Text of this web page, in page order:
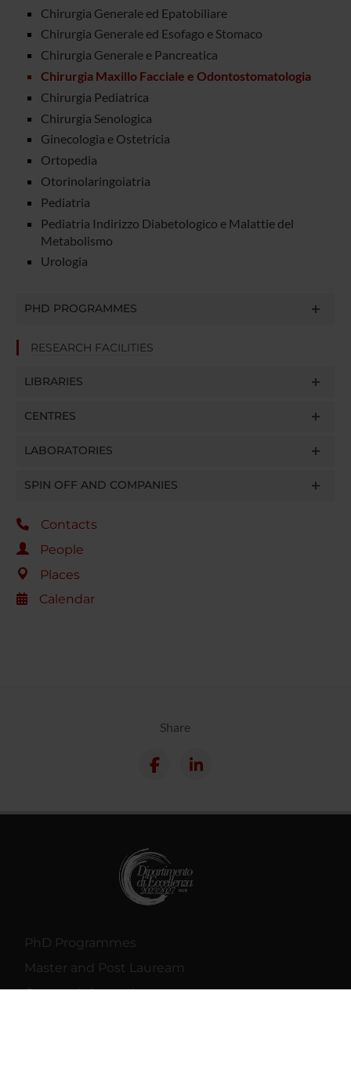
Chirurgia Generale ed Epatobiliare
Chirurgia Generale ed Esofago e Stomaco
Chirurgia Generale e Pancreatica
Chirurgia Maxillo Facciale e Odontostomatologia
Chirurgia Pediatrica
Chirurgia Senologica
Ginecologia e Ostetricia
Ortopedia
Otorinolaringoiatria
Pediatria
Pediatria Indirizzo Diabetologico e Malattie del
Metabolismo
Urologia
PHD PROGRAMMES
RESEARCH FACILITIES
LIBRARIES
CENTRES
LABORATORIES
SPIN OFF AND COMPANIES
Contacts
People
Places
Calendar
Share
PhD Programmes
Master and Post Lauream
Contact information